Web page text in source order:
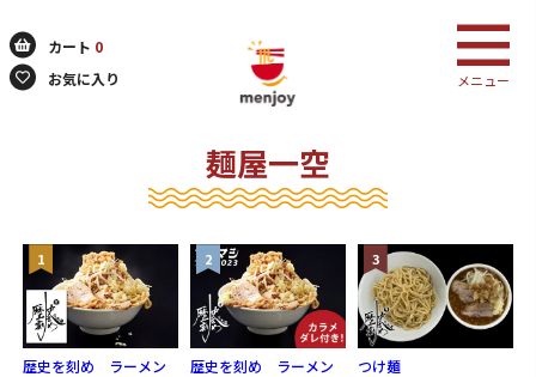
カート 0
お気に入り
メニュー
麺屋一空
歴史を刻め ラーメン
歴史を刻め ラーメン
つけ麺
検索